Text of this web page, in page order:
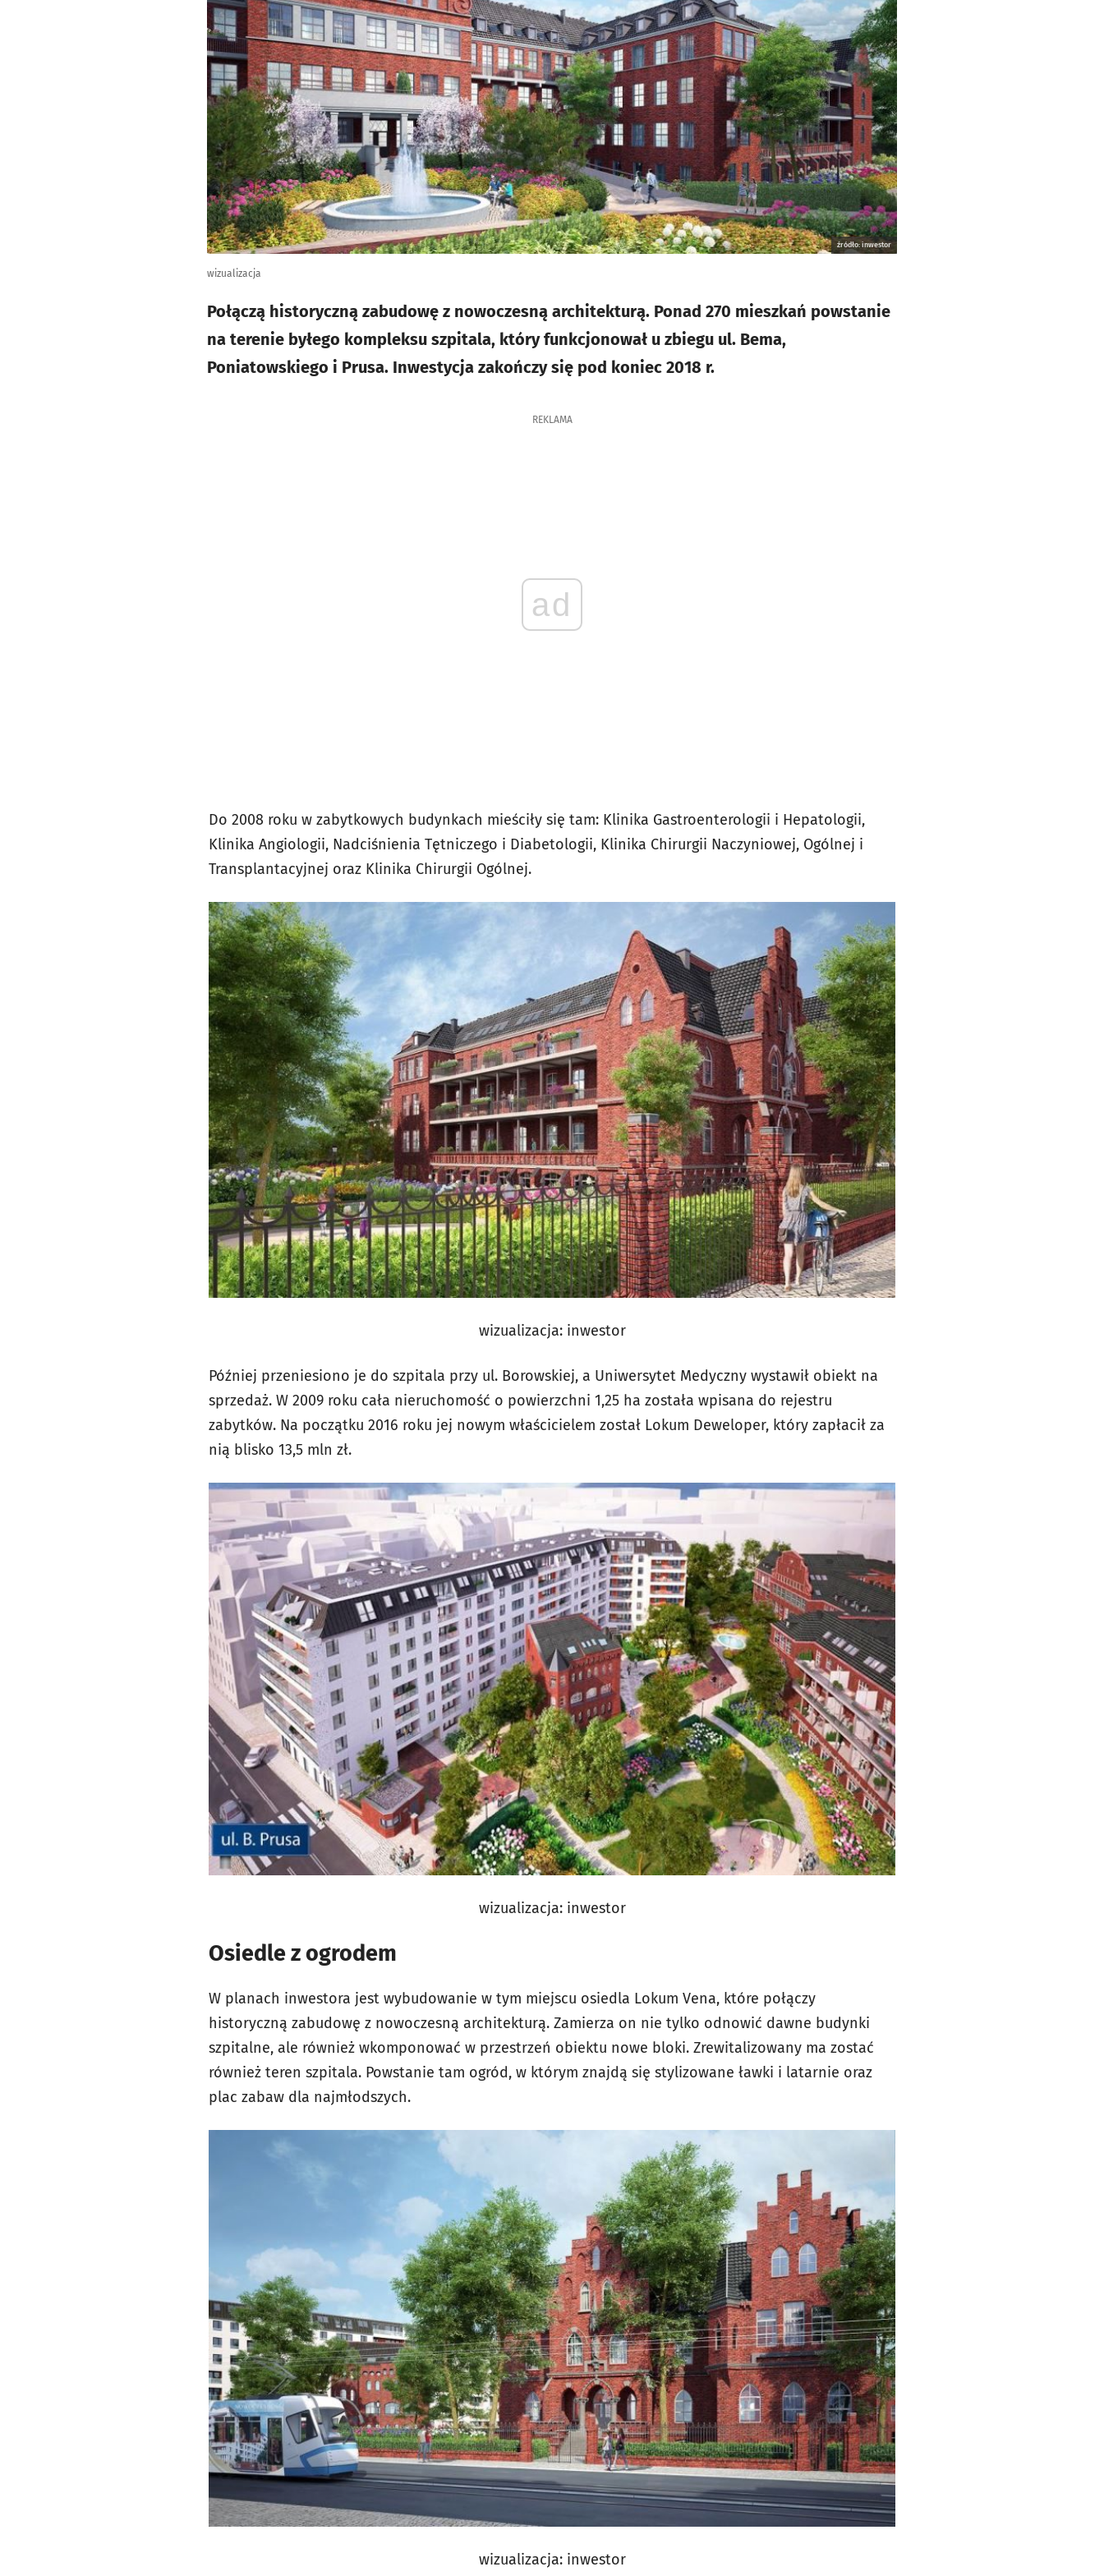
źródło: inwestor
wizualizacja
Połączą historyczną zabudowę z nowoczesną architekturą. Ponad 270 mieszkań powstanie
na terenie byłego kompleksu szpitala, który funkcjonował u zbiegu ul. Bema,
Poniatowskiego i Prusa. Inwestycja zakończy się pod koniec 2018 r.
REKLAMA
ad
Do 2008 roku w zabytkowych budynkach mieściły się tam: Klinika Gastroenterologii i Hepatologii,
Klinika Angiologii, Nadciśnienia Tętniczego i Diabetologii, Klinika Chirurgii Naczyniowej, Ogólnej i
Transplantacyjnej oraz Klinika Chirurgii Ogólnej.
wizualizacja: inwestor
Później przeniesiono je do szpitala przy ul. Borowskiej, a Uniwersytet Medyczny wystawił obiekt na
sprzedaż. W 2009 roku cała nieruchomość o powierzchni 1,25 ha została wpisana do rejestru
zabytków. Na początku 2016 roku jej nowym właścicielem został Lokum Deweloper, który zapłacił za
nią blisko 13,5 mln zł.
wizualizacja: inwestor
Osiedle z ogrodem
W planach inwestora jest wybudowanie w tym miejscu osiedla Lokum Vena, które połączy
historyczną zabudowę z nowoczesną architekturą. Zamierza on nie tylko odnowić dawne budynki
szpitalne, ale również wkomponować w przestrzeń obiektu nowe bloki. Zrewitalizowany ma zostać
również teren szpitala. Powstanie tam ogród, w którym znajdą się stylizowane ławki i latarnie oraz
plac zabaw dla najmłodszych.
wizualizacja: inwestor